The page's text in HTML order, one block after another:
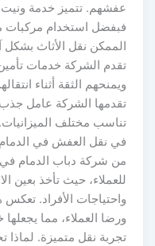
عفشهم. تتميز خدمة ونيت
فبفضل استخدام مركبات
الممكن نقل الأثاث بشكل
تقدم الشركة خدمات تأمين،
ويمنحهم الثقة أثناء
تقدمها الشركة عامل
تناسب مختلف الميزانيات.
في نقل العفش في
من شركة دباب الدمام في
للعملاء، حيث تأخذ بعين
واحتياجات الأفراد. تعكس
ورضا العملاء، مما يجعلها
تجربة نقل متميزة. لماذا